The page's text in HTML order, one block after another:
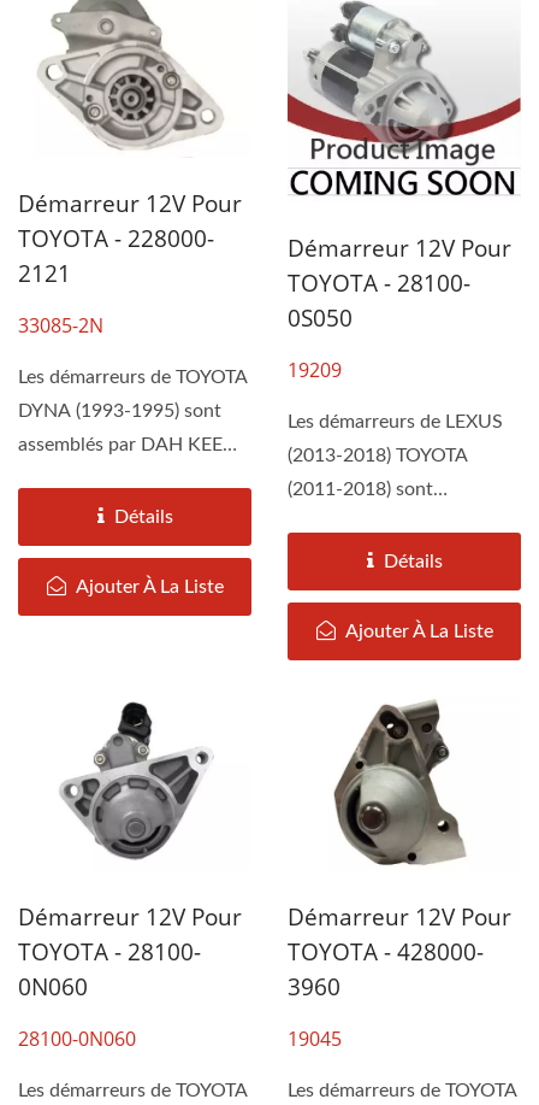
Démarreur 12V Pour
TOYOTA - 228000-
2121
33085-2N
Les démarreurs de TOYOTA
DYNA (1993-1995) sont
assemblés par DAH KEE
Détails
Ajouter À La Liste
Démarreur 12V Pour
TOYOTA - 28100-
0S050
19209
Les démarreurs de LEXUS
(2013-2018) TOYOTA
(2011-2018) sont
selon les spécifications...
Détails
Ajouter À La Liste
Démarreur 12V Pour
TOYOTA - 28100-
0N060
28100-0N060
Les démarreurs de TOYOTA
Démarreur 12V Pour
TOYOTA - 428000-
3960
19045
Les démarreurs de TOYOTA